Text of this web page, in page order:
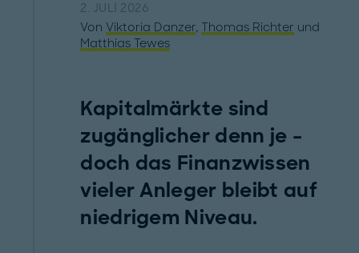
2. JULI 2026
Von Viktoria Danzer, Thomas Richter und
Matthias Tewes
Kapitalmärkte sind
zugänglicher denn je –
doch das Finanzwissen
vieler Anleger bleibt auf
niedrigem Niveau.